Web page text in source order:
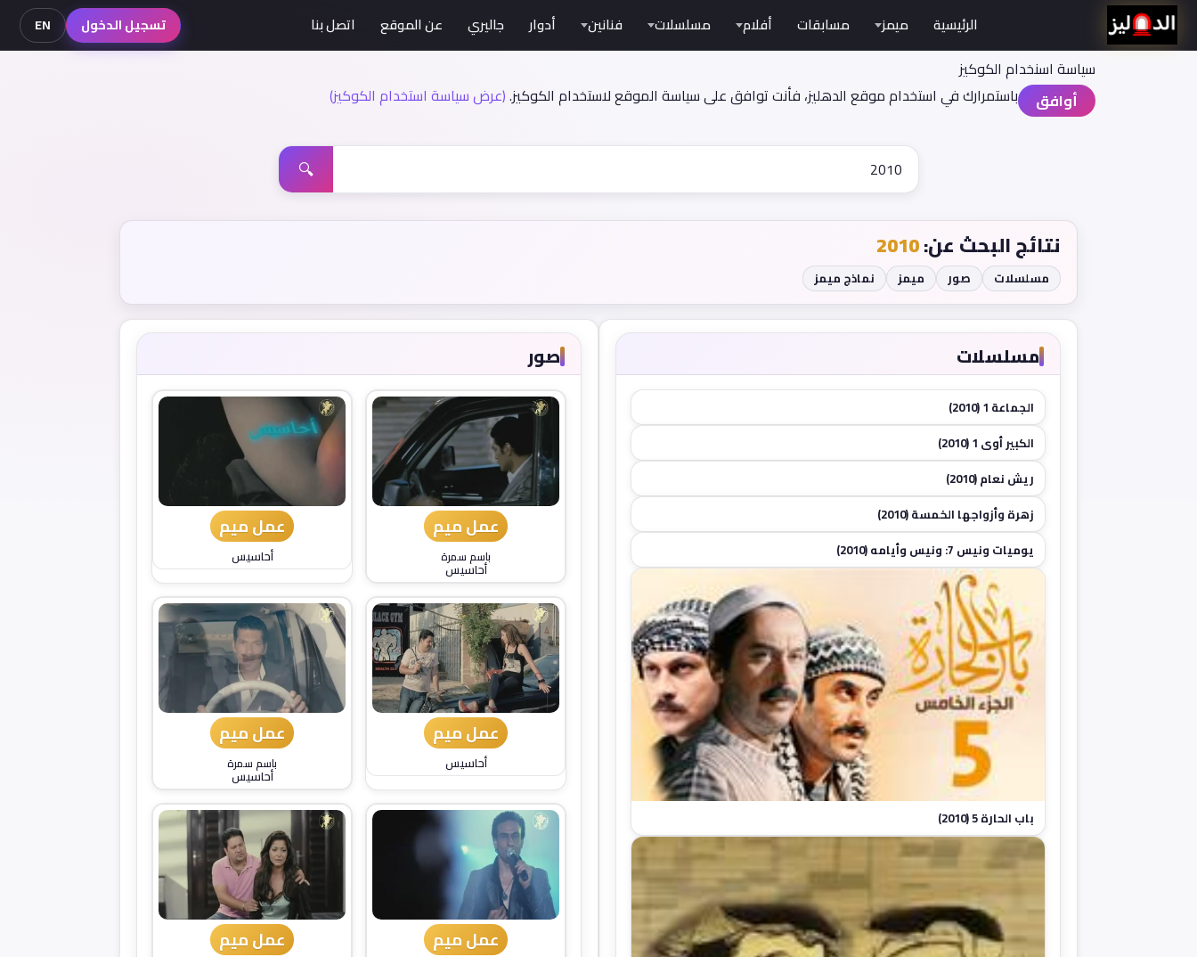
سياسة اسنخدام الكوكيز
أوافق
باستمرارك في استخدام موقع الدهليز، فأنت توافق على سياسة الموقع لاستخدام الكوكيز.(عرض سياسة استخدام الكوكيز)
الرئيسية ميمز مسابقات أفلام مسلسلات فنانين أدوار جاليري عن الموقع اتصل بنا تسجيل الدخول EN
🔍
نتائج البحث عن:2010
مسلسلات صور ميمز نماذج ميمز
مسلسلات
الجماعة 1 (2010)
الكبير أوي 1 (2010)
ريش نعام (2010)
زهرة وأزواجها الخمسة (2010)
يوميات ونيس 7: ونيس وأيامه (2010)
باب الحارة 5 (2010)
صور
عمل ميم
باسم سمرة
أحاسيس
عمل ميم
أحاسيس
عمل ميم
أحاسيس
عمل ميم
باسم سمرة
أحاسيس
عمل ميم عمل ميم